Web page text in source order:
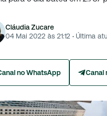
Cláudia Zucare
04 Mai 2022 às 21:12 · Última
no WhatsApp Canal